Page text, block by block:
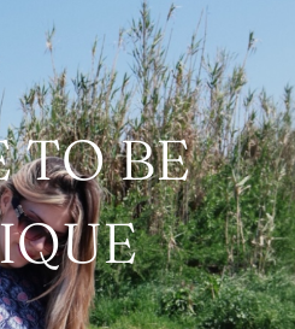
TO BE